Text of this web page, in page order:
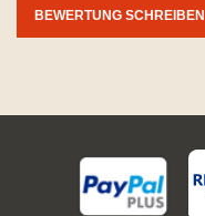
BEWERTUNG SCHREIBEN